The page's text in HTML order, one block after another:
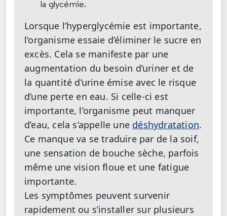
la glycémie.
Lorsque l’hyperglycémie est importante,
l’organisme essaie d’éliminer le sucre en
excès. Cela se manifeste par une
augmentation du besoin d’uriner et de
la quantité d’urine émise avec le risque
d’une perte en eau. Si celle-ci est
importante, l’organisme peut manquer
d’eau, cela s’appelle une déshydratation.
Ce manque va se traduire par de la soif,
une sensation de bouche sèche, parfois
même une vision floue et une fatigue
importante.
Les symptômes peuvent survenir
rapidement ou s’installer sur plusieurs